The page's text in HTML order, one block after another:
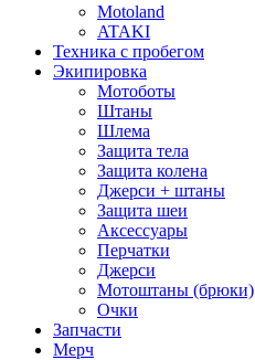
Motoland
ATAKI
Техника с пробегом
Экипировка
Мотоботы
Штаны
Шлема
Защита тела
Защита колена
Джерси + штаны
Защита шеи
Аксессуары
Перчатки
Джерси
Мотоштаны (брюки)
Очки
Запчасти
Мерч